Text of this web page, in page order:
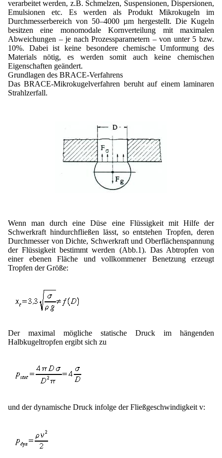
Soluspheres
Staubreduktion
Angebotsanfrage
Probiotics Encapsulation
Powering Green Chemistry with Microspheres and
Microcapsules
Shaping of Alginate–Silica Hybrid Materials
Recovery of cobalt from dilute aqueous solutions
Development of alumina microspheres with controlled
Prilling technology at Gala
Mikrokugeln für Instant-Getränkepulver
A Leap Forward to Shaping Better Products –
Microencapsulation and Microgranulation
Drip Casting Technologies at BRACE - An overview
Registrierung
Bestätigungsseite Anfrage
Bestätigungsseite Bewertung
Zusatzinformationen
Bestätigungsseite Registrierung
Account Aktiviert
Passwort vergessen
Neu Registrieren
verarbeitet werden, z.B. Schmelzen, Suspensionen, Dispersionen,
Emulsionen etc. Es werden als Produkt Mikrokugeln im
Durchmesserbereich von 50–4000 µm hergestellt. Die Kugeln
besitzen eine monomodale Kornverteilung mit maximalen
Abweichungen – je nach Prozessparametern – von unter 5 bzw.
10%. Dabei ist keine besondere chemische Umformung des
Materials nötig, es werden somit auch keine chemischen
Eigenschaften geändert.
Grundlagen des BRACE-Verfahrens
Das BRACE-Mikrokugelverfahren beruht auf einem laminaren
Strahlzerfall.
Wenn man durch eine Düse eine Flüssigkeit mit Hilfe der
Schwerkraft hindurchfließen lässt, so entstehen Tropfen, deren
Durchmesser von Dichte, Schwerkraft und Oberflächenspannung
der Flüssigkeit bestimmt werden (Abb.1). Das Abtropfen von
einer ebenen Fläche und vollkommener Benetzung erzeugt
Tropfen der Größe:
Der maximal mögliche statische Druck im hängenden
Halbkugeltropfen ergibt sich zu
und der dynamische Druck infolge der Fließgeschwindigkeit v: